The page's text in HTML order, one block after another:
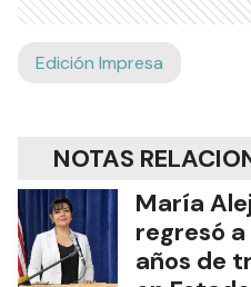
Edición Impresa
NOTAS
María
regresó
años de